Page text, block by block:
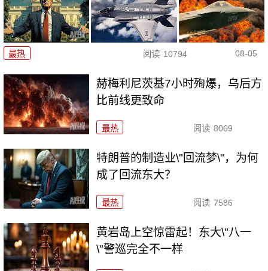
最热 阅读 10794 08-05
赫梅利尼茨基7小时殉爆，乌后方
比前线更致命
最热 阅读 8069
特朗普的制造业\"回流梦\"，为何
成了回流东大？
最热 阅读 7586
黄岩岛上空惊雷起！东大\"八一
\"警巡完全不一样